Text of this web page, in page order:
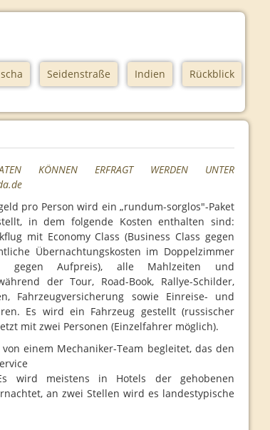
Seidenstraße Indien Rückblick
KÖNNEN ERFRAGT WERDEN UNTER
pro Person wird ein „rundum-sorglos"-Paket
in dem folgende Kosten enthalten sind:
mit Economy Class (Business Class gegen
Übernachtungskosten im Doppelzimmer
gegen Aufpreis), alle Mahlzeiten und
der Tour, Road-Book, Rallye-Schilder,
Fahrzeugversicherung sowie Einreise- und
Es wird ein Fahrzeug gestellt (russischer
mit zwei Personen (Einzelfahrer möglich).
einem Mechaniker-Team begleitet, das den
wird meistens in Hotels der gehobenen
an zwei Stellen wird es landestypische